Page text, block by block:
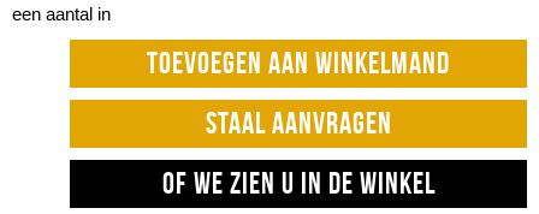
een aantal in
TOEVOEGEN AAN WINKELMAND
STAAL AANVRAGEN
OF WE ZIEN U IN DE WINKEL